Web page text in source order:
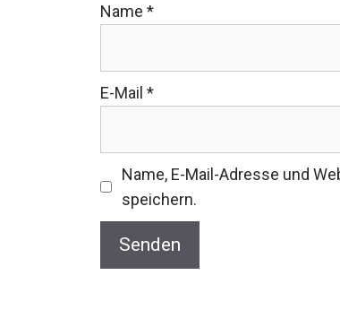
Name *
E-Mail *
Name, E-Mail-Adresse und
speichern.